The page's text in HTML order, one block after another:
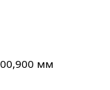
мм